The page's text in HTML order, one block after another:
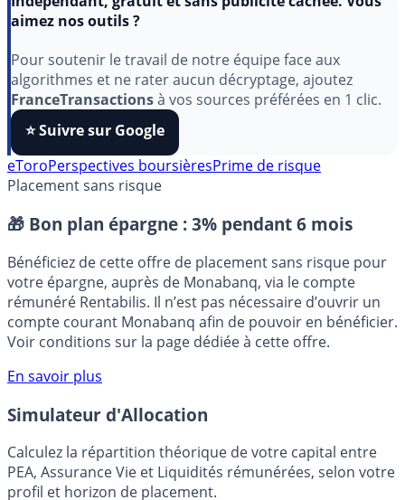
aimez nos outils ?
Pour soutenir le travail de notre équipe face aux
algorithmes et ne rater aucun décryptage, ajoutez
FranceTransactionsà vos sources préférées en 1 clic.
⭐️ Suivre sur Google
Placement sans risque
🎁 Bon plan épargne : 3% pendant 6 mois
Bénéficiez de cette offre de placement sans risque pour
votre épargne, auprès de Monabanq, via le compte
rémunéré Rentabilis. Il n’est pas nécessaire d’ouvrir un
Voir conditions sur la page dédiée à cette offre.
En savoir plus
Simulateur d'Allocation
Calculez la répartition théorique de votre capital entre